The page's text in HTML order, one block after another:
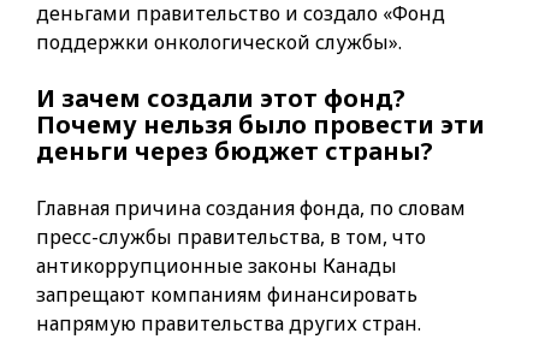
деньгами правительство и создало «Фонд
поддержки онкологической службы».
И зачем создали этот фонд?
Почему нельзя было провести эти
деньги через бюджет страны?
Главная причина создания фонда, по словам
пресс-службы правительства, в том, что
антикоррупционные законы Канады
запрещают компаниям финансировать
напрямую правительства других стран.